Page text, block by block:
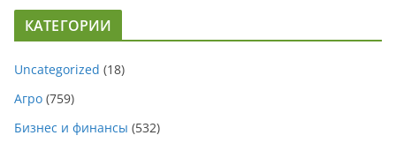
КАТЕГОРИИ
Uncategorized (18)
Агро (759)
Бизнес и финансы (532)